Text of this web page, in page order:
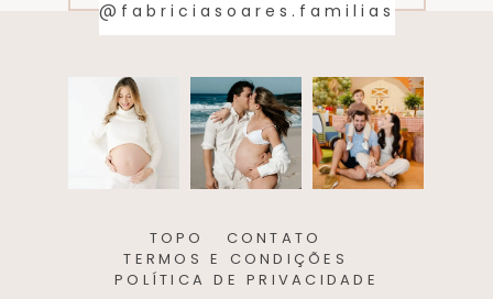
@fabriciasoares.familias
TOPO
CONTATO
TERMOS E CONDIÇÕES
POLÍTICA DE PRIVACIDADE